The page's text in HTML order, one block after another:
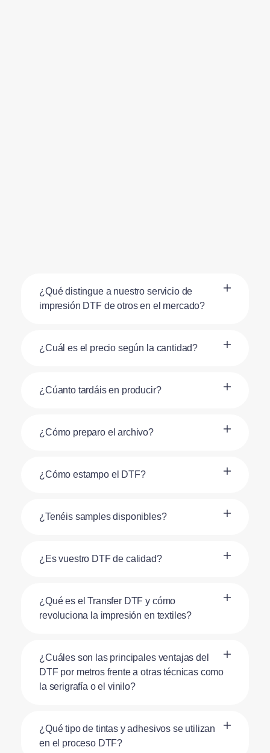
¿Qué distingue a nuestro servicio de
impresión DTF de otros en el mercado?
¿Cuál es el precio según la cantidad?
¿Cúanto tardáis en producir?
¿Cómo preparo el archivo?
¿Cómo estampo el DTF?
¿Tenéis samples disponibles?
¿Es vuestro DTF de calidad?
¿Qué es el Transfer DTF y cómo
revoluciona la impresión en textiles?
¿Cuáles son las principales ventajas del
DTF por metros frente a otras técnicas como
la serigrafía o el vinilo?
¿Qué tipo de tintas y adhesivos se utilizan
en el proceso DTF?